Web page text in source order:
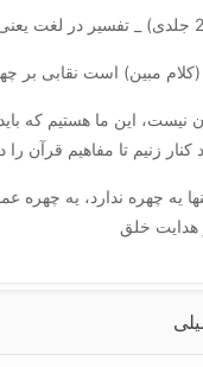
مبین) است نقابی بر
نیست، این ما هستیم که
زنیم تا مفاهیم قرآن را
یه چهره ندارد، یه
هدایت خلق